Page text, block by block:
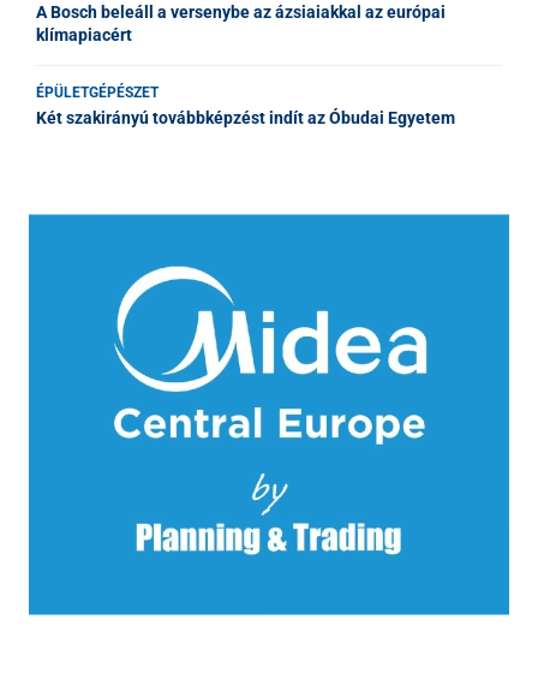
A Bosch beleáll a versenybe az ázsiaiakkal az európai
klímapiacért
ÉPÜLETGÉPÉSZET
Két szakirányú továbbképzést indít az Óbudai Egyetem